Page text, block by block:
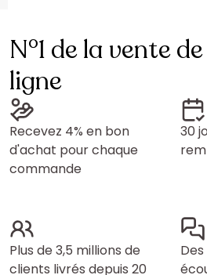
N°1 de la vente
ligne
Recevez 4% en bon
d'achat pour chaque
commande
30
Plus de 3,5 millions de
clients livrés depuis 20